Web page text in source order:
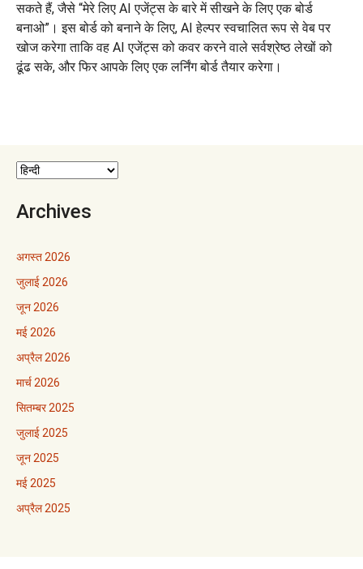
सकते हैं, जैसे “मेरे लिए AI एजेंट्स के बारे में सीखने के लिए एक बोर्ड
बनाओ”। इस बोर्ड को बनाने के लिए, AI हेल्पर स्वचालित रूप से वेब पर
खोज करेगा ताकि वह AI एजेंट्स को कवर करने वाले सर्वश्रेष्ठ लेखों को
ढूंढ सके, और फिर आपके लिए एक लर्निंग बोर्ड तैयार करेगा।
Archives
अगस्त 2026
जुलाई 2026
जून 2026
मई 2026
अप्रैल 2026
मार्च 2026
सितम्बर 2025
जुलाई 2025
जून 2025
मई 2025
अप्रैल 2025